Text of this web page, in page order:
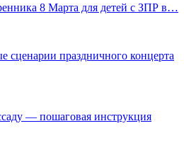
8 Марта для детей с ЗПР в…
сценарии праздничного концерта
— пошаговая инструкция